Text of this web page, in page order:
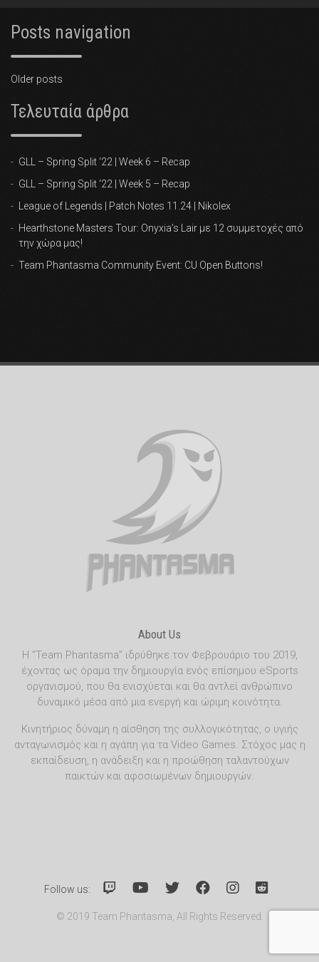
Posts navigation
Older posts
Τελευταία άρθρα
GLL – Spring Split ‘22 | Week 6 – Recap
GLL – Spring Split ‘22 | Week 5 – Recap
League of Legends | Patch Notes 11.24 | Nikolex
Hearthstone Masters Tour: Onyxia’s Lair με 12 συμμετοχές από
την χώρα μας!
Team Phantasma Community Event: CU Open Buttons!
About Us
Η “Team Phantasma” ιδρύθηκε τον Φεβρουάριο του 2019,
έχοντας ως όραμα την δημιουργία ενός επίσημου eSports
οργανισμού, που θα ενισχύεται και θα αντλεί ανθρώπινο
δυναμικό μέσα από μια ενεργή και ώριμη κοινότητα.
Κινητήριος δύναμη η αίσθηση της συλλογικότητας, ο υγιής
ανταγωνισμός και η αγάπη για τα Video Games. Στόχος μας η
εκπαίδευση, η ανάδειξη και η προώθηση ταλαντούχων
παικτών και αφοσιωμένων δημιουργών.
Follow us:
© 2019 Team Phantasma, All Rights Reserved.